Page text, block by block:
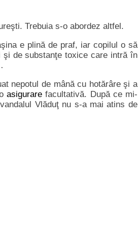
Trebuia s-o abordez altfel.
e plină de praf, iar copilul o să
de substanţe toxice care intră în
nepotul de mână cu hotărâre şi a
oasigurare facultativă. După ce mi-
Vlăduţ nu s-a mai atins de